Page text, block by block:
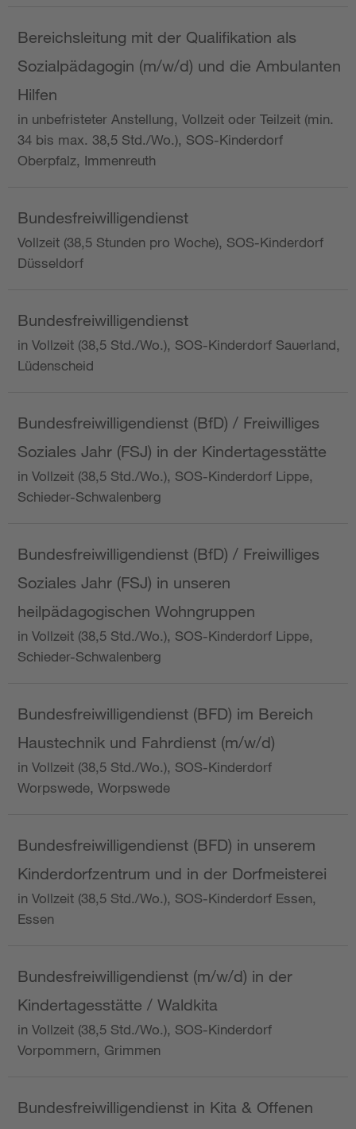
Bereichsleitung mit der Qualifikation als
Sozialpädagogin (m/w/d) und die Ambulanten
Hilfen
in unbefristeter Anstellung, Vollzeit oder Teilzeit (min.
34 bis max. 38,5 Std./Wo.), SOS-Kinderdorf
Oberpfalz, Immenreuth
Bundesfreiwilligendienst
Vollzeit (38,5 Stunden pro Woche), SOS-Kinderdorf
Düsseldorf
Bundesfreiwilligendienst
in Vollzeit (38,5 Std./Wo.), SOS-Kinderdorf Sauerland,
Lüdenscheid
Bundesfreiwilligendienst (BfD) / Freiwilliges
Soziales Jahr (FSJ) in der Kindertagesstätte
in Vollzeit (38,5 Std./Wo.), SOS-Kinderdorf Lippe,
Schieder-Schwalenberg
Bundesfreiwilligendienst (BfD) / Freiwilliges
Soziales Jahr (FSJ) in unseren
heilpädagogischen Wohngruppen
in Vollzeit (38,5 Std./Wo.), SOS-Kinderdorf Lippe,
Schieder-Schwalenberg
Bundesfreiwilligendienst (BFD) im Bereich
Haustechnik und Fahrdienst (m/w/d)
in Vollzeit (38,5 Std./Wo.), SOS-Kinderdorf
Worpswede, Worpswede
Bundesfreiwilligendienst (BFD) in unserem
Kinderdorfzentrum und in der Dorfmeisterei
in Vollzeit (38,5 Std./Wo.), SOS-Kinderdorf Essen,
Essen
Bundesfreiwilligendienst (m/w/d) in der
Kindertagesstätte / Waldkita
in Vollzeit (38,5 Std./Wo.), SOS-Kinderdorf
Vorpommern, Grimmen
Bundesfreiwilligendienst in Kita & Offenen